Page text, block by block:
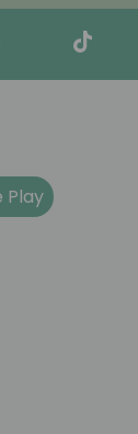
Play